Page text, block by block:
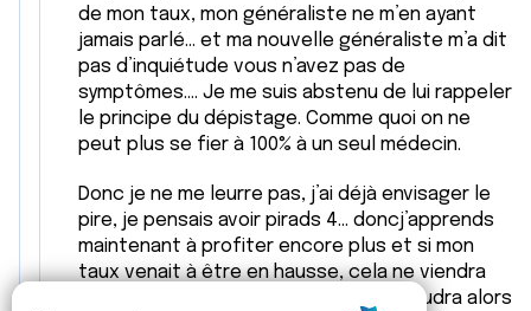
de mon taux, mon généraliste ne m’en ayant
jamais parlé… et ma nouvelle généraliste m’a dit
pas d’inquiétude vous n’avez pas de
symptômes…. Je me suis abstenu de lui rappeler
le principe du dépistage. Comme quoi on ne
peut plus se fier à 100% à un seul médecin.
Donc je ne me leurre pas, j’ai déjà envisager le
pire, je pensais avoir pirads 4… doncj’apprends
maintenant à profiter encore plus et si mon
taux venait à être en hausse, cela ne viendra
que d’une seule explication et il me faudra alors